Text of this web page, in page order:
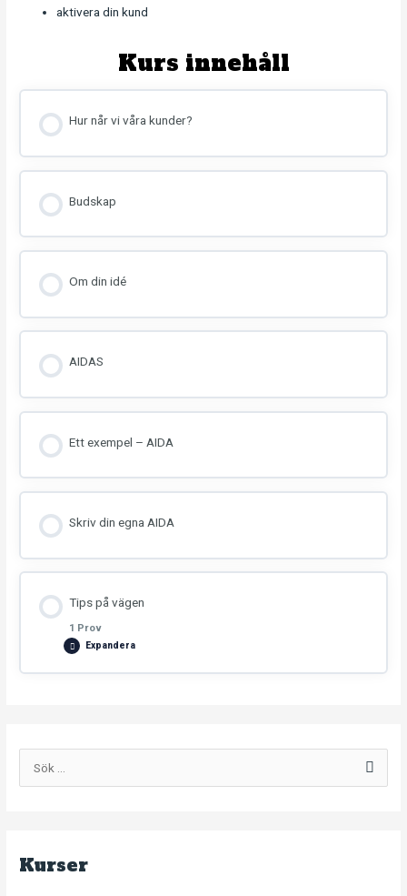
aktivera din kund
Kurs innehåll
Hur når vi våra kunder?
Budskap
Om din idé
AIDAS
Ett exempel – AIDA
Skriv din egna AIDA
Tips på vägen
1 Prov
Expandera
Quiz – Få din kund på kroken
fKurser